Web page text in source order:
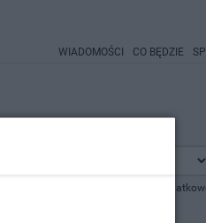
WIADOMOŚCI CO BĘDZIE
pokaż opcje